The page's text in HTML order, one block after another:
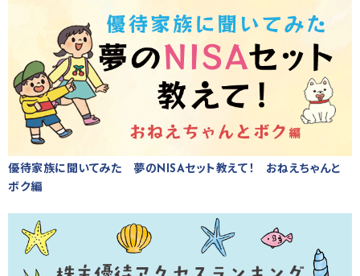
優待家族に聞いてみた 夢のNISAセット教えて！ おねえちゃんと
ボク編